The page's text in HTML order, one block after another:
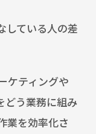
している人の差
ケティングや
どう業務に組み
業を効率化さ